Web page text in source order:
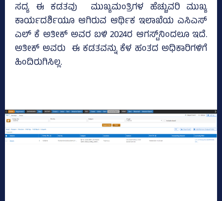
ಸದ್ಯ ಈ ಕಡತವು ಮುಖ್ಯಮಂತ್ರಿಗಳ ಹೆಚ್ಚುವರಿ ಮುಖ್ಯ
ಕಾರ್ಯದರ್ಶಿಯೂ ಆಗಿರುವ ಆರ್ಥಿಕ ಇಲಾಖೆಯ ಎಸಿಎಸ್‌
ಎಲ್‌ ಕೆ ಅತೀಕ್‌ ಅವರ ಬಳಿ 2024ರ ಆಗಸ್ಟ್‌ನಿಂದಲೂ ಇದೆ.
ಅತೀಕ್‌ ಅವರು ಈ ಕಡತವನ್ನು ಕೆಳ ಹಂತದ ಅಧಿಕಾರಿಗಳಿಗೆ
ಹಿಂದಿರುಗಿಸಿಲ್ಲ.